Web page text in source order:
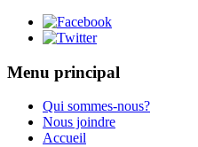
Menu principal
Qui sommes-nous?
Nous joindre
Accueil